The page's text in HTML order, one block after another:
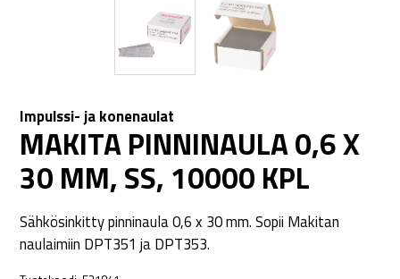
Impulssi- ja konenaulat
MAKITA PINNINAULA 0,6 X
30 MM, SS, 10000 KPL
Sähkösinkitty pinninaula 0,6 x 30 mm. Sopii Makitan
naulaimiin DPT351 ja DPT353.